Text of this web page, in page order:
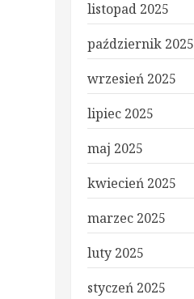
listopad 2025
październik 2025
wrzesień 2025
lipiec 2025
maj 2025
kwiecień 2025
marzec 2025
luty 2025
styczeń 2025